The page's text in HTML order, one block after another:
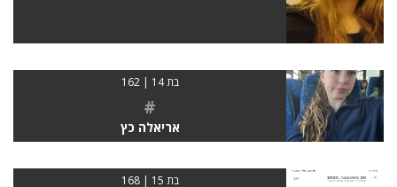
בת 14 | 162
#
אריאלה כץ
בת 15 | 168